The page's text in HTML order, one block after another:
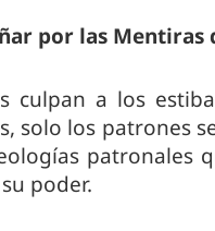
por las Mentiras
culpan a los
solo los patrones
patronales
poder.